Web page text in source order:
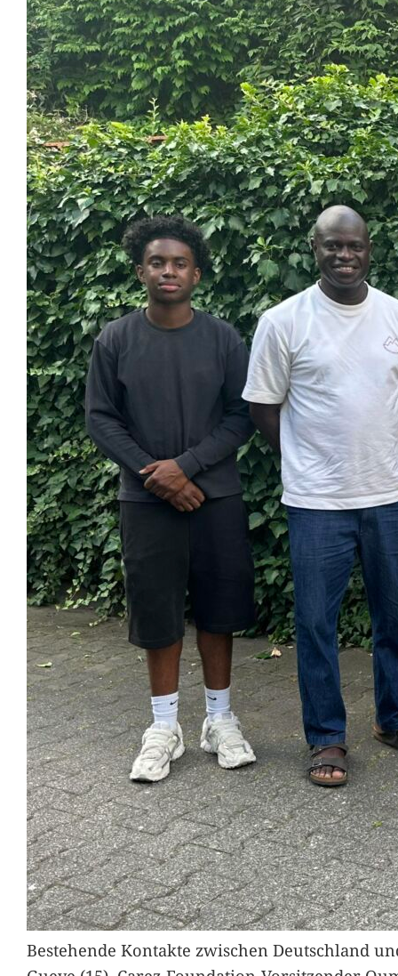
Bestehende Kontakte zwischen Deutschland